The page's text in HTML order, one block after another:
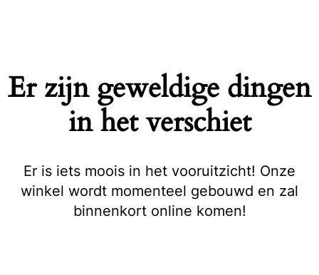
Er zijn geweldige dingen
in het verschiet
Er is iets moois in het vooruitzicht! Onze
winkel wordt momenteel gebouwd en zal
binnenkort online komen!